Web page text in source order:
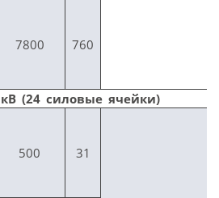
7800 760
(24 силовые ячейки)
500 31